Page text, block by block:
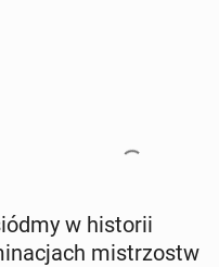
w hi­sto­rii
mi­strzostw